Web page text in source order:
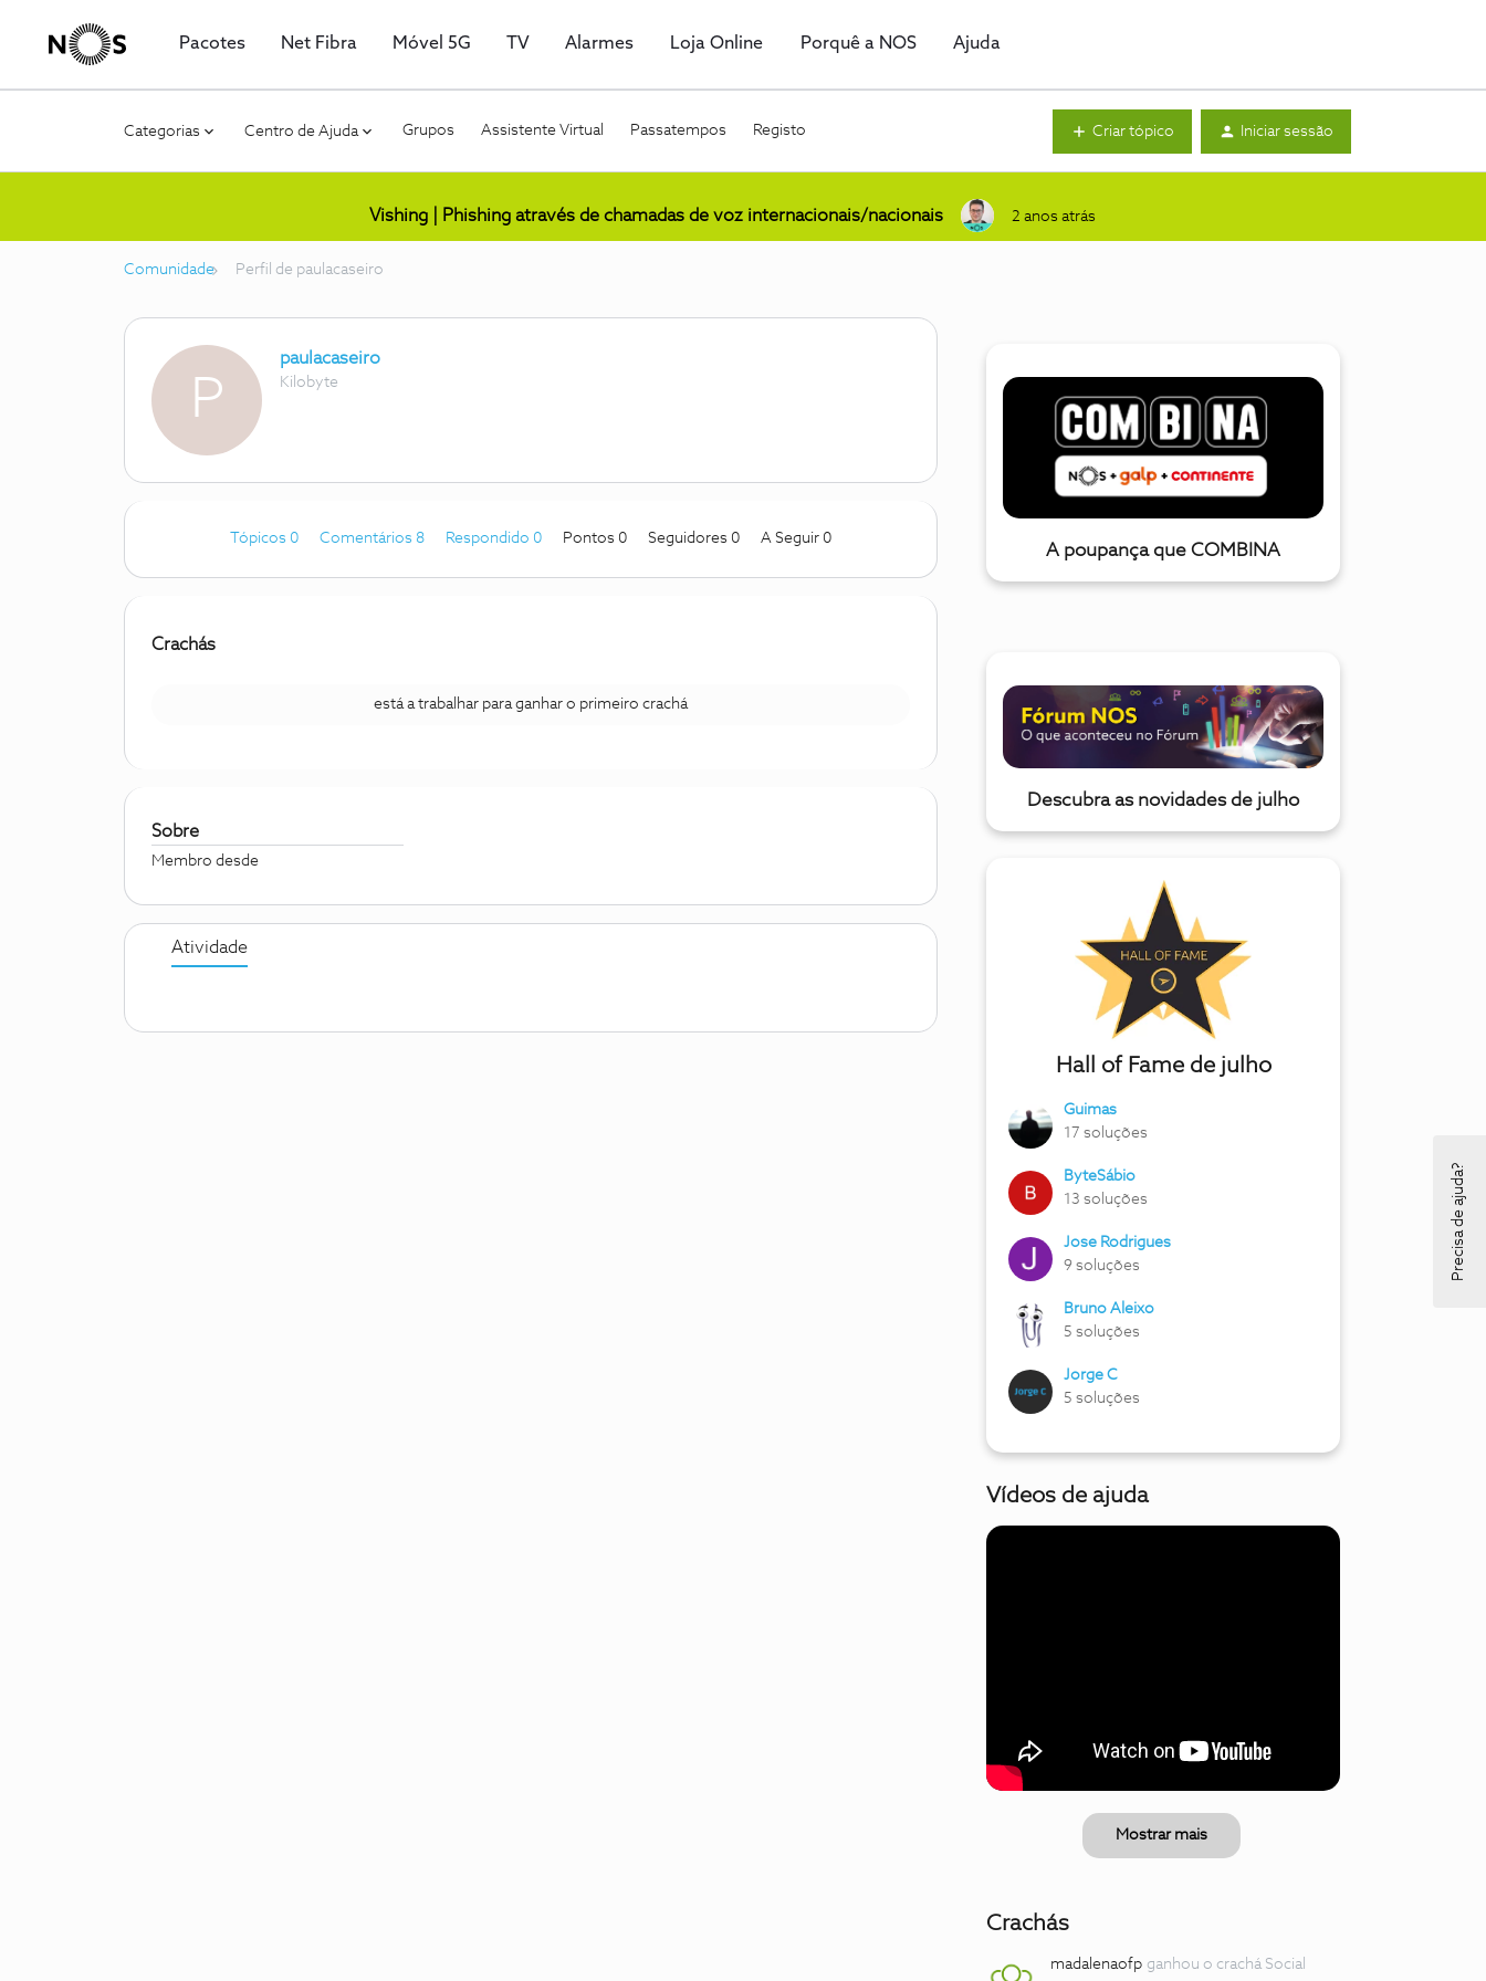
Pacotes Net Fibra Móvel 5G TV Alarmes Loja Online Porquê a NOS Ajuda
Categorias Centro de Ajuda Grupos Assistente Virtual Passatempos Registo Criar tópico Iniciar sessão
Vishing | Phishing através de chamadas de voz internacionais/nacionais 2 anos atrás
Comunidade Perfil de paulacaseiro
P
paulacaseiro
Kilobyte
Tópicos 0 Comentários 8 Respondido 0 Pontos 0 Seguidores 0 A Seguir 0
Crachás
está a trabalhar para ganhar o primeiro crachá
Sobre
Membro desde
Atividade
A poupança que COMBINA
Descubra as novidades de julho
Hall of Fame de julho
Guimas
17 soluções
ByteSábio
13 soluções
Jose Rodrigues
9 soluções
Bruno Aleixo
5 soluções
Jorge C
5 soluções
Vídeos de ajuda
Mostrar mais
Crachás
madalenaofp ganhou o crachá Social
Precisa de ajuda?